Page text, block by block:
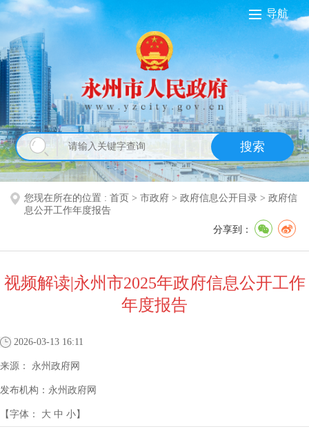
导航
搜索
您现在所在的位置 : 首页 > 市政府 > 政府信息公开目录 > 政府信
息公开工作年度报告
分享到：
视频解读|永州市2025年政府信息公开工作
年度报告
2026-03-13 16:11
来源： 永州政府网
发布机构： 永州政府网
【字体： 大 中 小】